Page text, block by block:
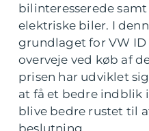
bilinteresserede
elektriske biler. I
grundlaget for VW
overveje ved køb af
prisen har udviklet
at få et bedre indblik
blive bedre rustet til
beslutning.